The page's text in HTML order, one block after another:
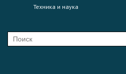
Техника и наука